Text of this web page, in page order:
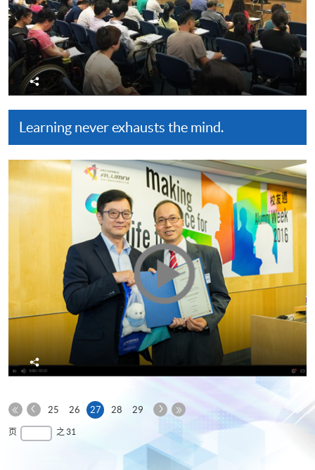
分
享
Learning never exhausts the mind.
享
第
一
上
25 26 27本
28 29
下
最
页 之 31